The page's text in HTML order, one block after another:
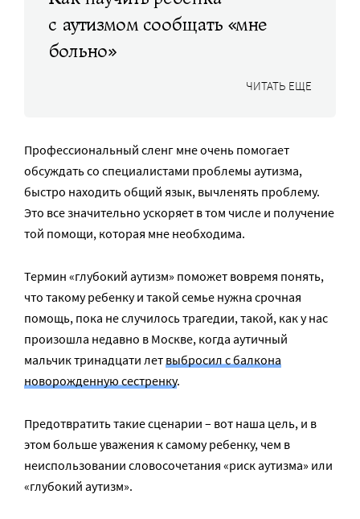
с аутизмом сообщать «мне
больно»
ЧИТАТЬ ЕЩЕ
Профессиональный сленг мне очень помогает
обсуждать со специалистами проблемы аутизма,
быстро находить общий язык, вычленять проблему.
Это все значительно ускоряет в том числе и получение
той помощи, которая мне необходима.
Термин «глубокий аутизм» поможет вовремя понять,
что такому ребенку и такой семье нужна срочная
помощь, пока не случилось трагедии, такой, как у нас
произошла недавно в Москве, когда аутичный
мальчик тринадцати лет выбросил с балкона
новорожденную сестренку.
Предотвратить такие сценарии – вот наша цель, и в
этом больше уважения к самому ребенку, чем в
неиспользовании словосочетания «риск аутизма» или
«глубокий аутизм».